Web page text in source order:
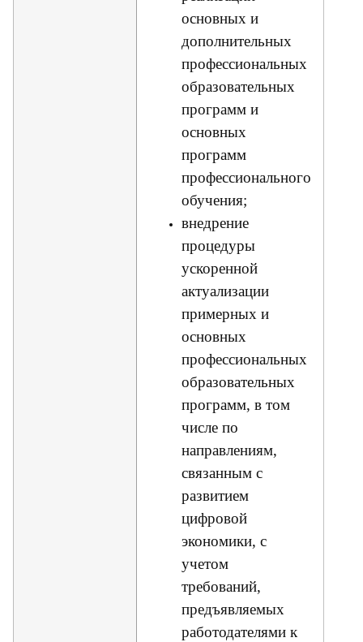
основных и
дополнительных
профессиональных
образовательных
программ и
основных
программ
профессионального
обучения;
внедрение
процедуры
ускоренной
актуализации
примерных и
основных
профессиональных
образовательных
программ, в том
числе по
направлениям,
связанным с
развитием
цифровой
экономики, с
учетом
требований,
предъявляемых
работодателями к